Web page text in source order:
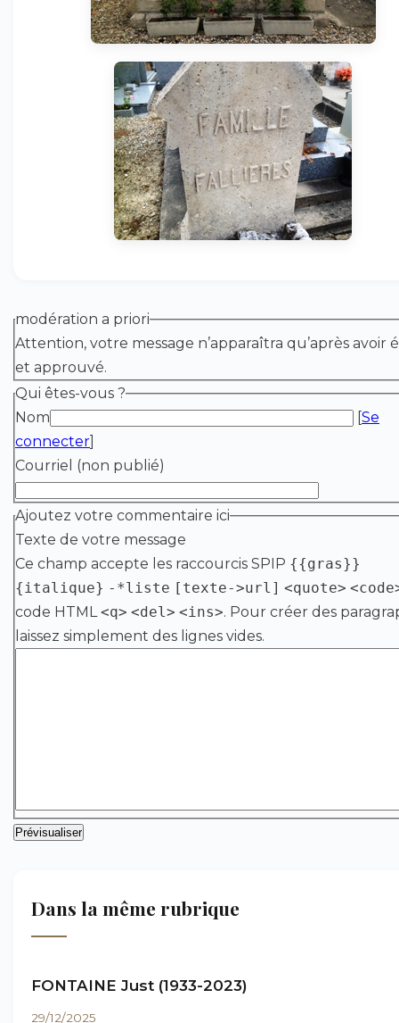
modération a priori
Attention, votre message n’apparaîtra qu’après avoir
et approuvé.
Qui êtes-vous ?
Nom
[Se
connecter]
Courriel (non publié)
Ajoutez votre commentaire ici
Texte de votre message
Ce champ accepte les raccourcis SPIP {{gras}}
{italique} -*liste [texte->url] <quote>
code HTML<q> <del> <ins>. Pour créer des
laissez simplement des lignes vides.
Dans la même rubrique
FONTAINE Just (1933-2023)
29/12/2025